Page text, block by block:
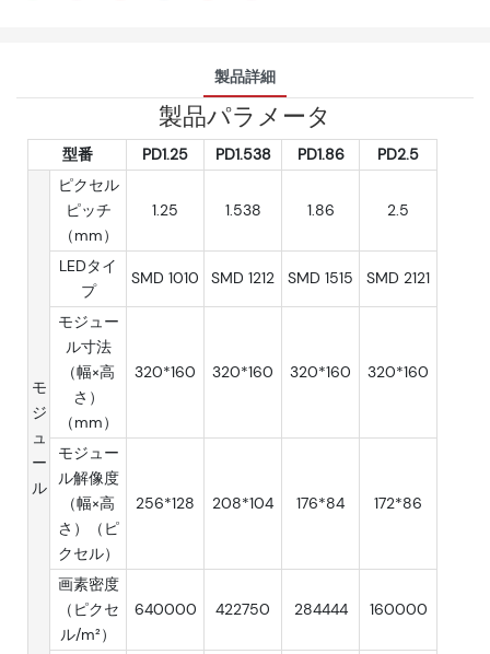
製品詳細
製品パラメータ
型番 PD1.25 PD1.538 PD1.86 PD2.5
モ
ジ
ュ
ー
ル
ピクセル
ピッチ
（mm）
1.25 1.538 1.86 2.5
LEDタイ
プ
SMD 1010 SMD 1212 SMD 1515 SMD 2121
モジュー
ル寸法
（幅×高
さ）
（mm）
320*160 320*160 320*160 320*160
モジュー
ル解像度
（幅×高
さ）（ピ
クセル）
256*128 208*104 176*84 172*86
画素密度
（ピクセ
ル/m²）
640000 422750 284444 160000